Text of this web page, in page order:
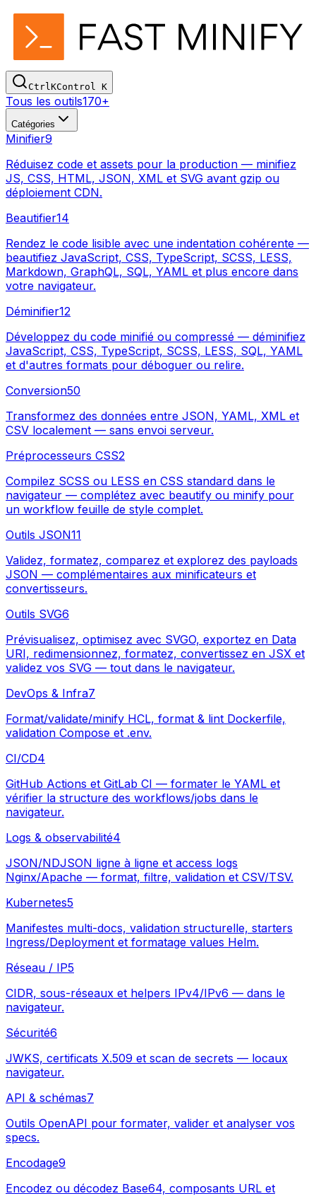
CtrlKControl K
Tous les outils170+
Catégories
Minifier9
Réduisez code et assets pour la production — minifiez
JS, CSS, HTML, JSON, XML et SVG avant gzip ou
déploiement CDN.
Beautifier14
Rendez le code lisible avec une indentation cohérente —
beautifiez JavaScript, CSS, TypeScript, SCSS, LESS,
Markdown, GraphQL, SQL, YAML et plus encore dans
votre navigateur.
Déminifier12
Développez du code minifié ou compressé — déminifiez
JavaScript, CSS, TypeScript, SCSS, LESS, SQL, YAML
et d'autres formats pour déboguer ou relire.
Conversion50
Transformez des données entre JSON, YAML, XML et
CSV localement — sans envoi serveur.
Préprocesseurs CSS2
Compilez SCSS ou LESS en CSS standard dans le
navigateur — complétez avec beautify ou minify pour
un workflow feuille de style complet.
Outils JSON11
Validez, formatez, comparez et explorez des payloads
JSON — complémentaires aux minificateurs et
convertisseurs.
Outils SVG6
Prévisualisez, optimisez avec SVGO, exportez en Data
URI, redimensionnez, formatez, convertissez en JSX et
validez vos SVG — tout dans le navigateur.
DevOps & Infra7
Format/validate/minify HCL, format & lint Dockerfile,
validation Compose et .env.
CI/CD4
GitHub Actions et GitLab CI — formater le YAML et
vérifier la structure des workflows/jobs dans le
navigateur.
Logs & observabilité4
JSON/NDJSON ligne à ligne et access logs
Nginx/Apache — format, filtre, validation et CSV/TSV.
Kubernetes5
Manifestes multi-docs, validation structurelle, starters
Ingress/Deployment et formatage values Helm.
Réseau / IP5
CIDR, sous-réseaux et helpers IPv4/IPv6 — dans le
navigateur.
Sécurité6
JWKS, certificats X.509 et scan de secrets — locaux
navigateur.
API & schémas7
Outils OpenAPI pour formater, valider et analyser vos
specs.
Encodage9
Encodez ou décodez Base64, composants URL et